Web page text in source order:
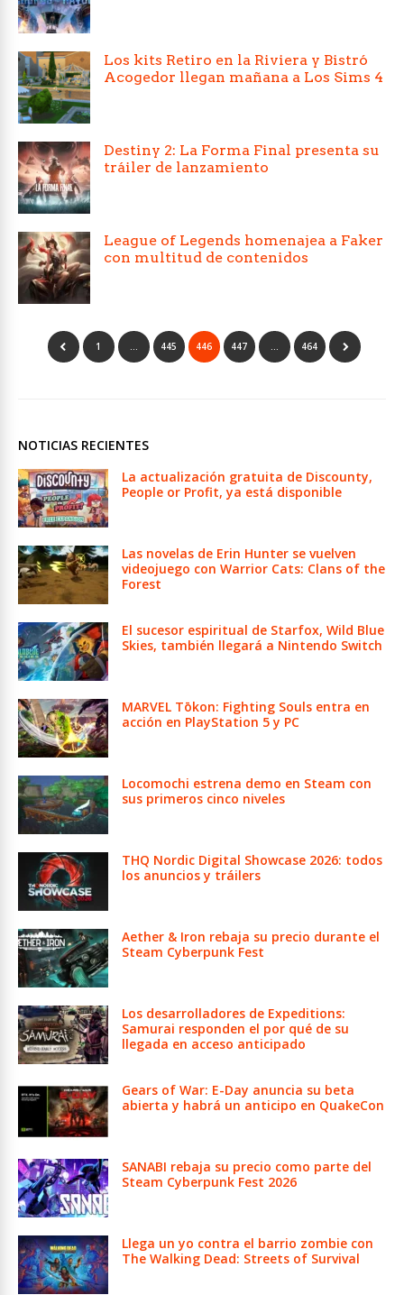
Los kits Retiro en la Riviera y Bistró
Acogedor llegan mañana a Los Sims 4
Destiny 2: La Forma Final presenta su
tráiler de lanzamiento
League of Legends homenajea a Faker
con multitud de contenidos
1 … 445 446 447 … 464
NOTICIAS RECIENTES
La actualización gratuita de Discounty,
People or Profit, ya está disponible
Las novelas de Erin Hunter se vuelven
videojuego con Warrior Cats: Clans of the
Forest
El sucesor espiritual de Starfox, Wild Blue
Skies, también llegará a Nintendo Switch
MARVEL Tōkon: Fighting Souls entra en
acción en PlayStation 5 y PC
Locomochi estrena demo en Steam con
sus primeros cinco niveles
THQ Nordic Digital Showcase 2026: todos
los anuncios y tráilers
Aether & Iron rebaja su precio durante el
Steam Cyberpunk Fest
Los desarrolladores de Expeditions:
Samurai responden el por qué de su
llegada en acceso anticipado
Gears of War: E-Day anuncia su beta
abierta y habrá un anticipo en QuakeCon
SANABI rebaja su precio como parte del
Steam Cyberpunk Fest 2026
Llega un yo contra el barrio zombie con
The Walking Dead: Streets of Survival